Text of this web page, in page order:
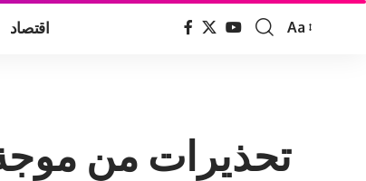
اقتصاد
Font
Aa
تحذيرات من